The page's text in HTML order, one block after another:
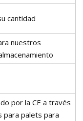
cantidad
nuestros
por la CE a través
para palets para